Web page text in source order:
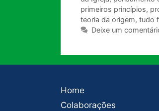
primeiros princípios,
teoria da origem, tudo
Deixe um
Home
Colaborações